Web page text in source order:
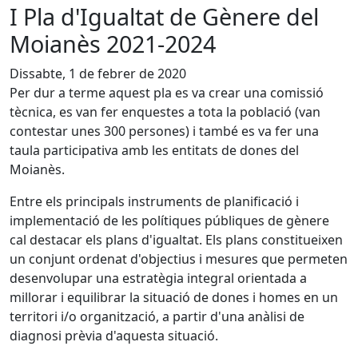
I Pla d'Igualtat de Gènere del
Moianès 2021-2024
Dissabte, 1 de febrer de 2020
Per dur a terme aquest pla es va crear una comissió
tècnica, es van fer enquestes a tota la població (van
contestar unes 300 persones) i també es va fer una
taula participativa amb les entitats de dones del
Moianès.
Entre els principals instruments de planificació i
implementació de les polítiques públiques de gènere
cal destacar els plans d'igualtat. Els plans constitueixen
un conjunt ordenat d'objectius i mesures que permeten
desenvolupar una estratègia integral orientada a
millorar i equilibrar la situació de dones i homes en un
territori i/o organització, a partir d'una anàlisi de
diagnosi prèvia d'aquesta situació.